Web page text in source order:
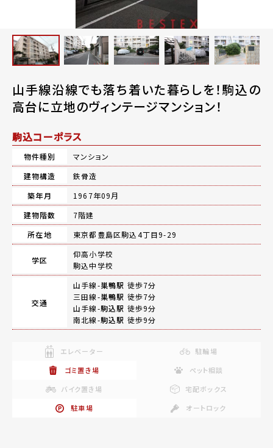
山手線沿線でも落ち着いた暮らしを！駒込の
高台に立地のヴィンテージマンション！
駒込コーポラス
物件種別
マンション
建物構造
鉄骨造
築年月
1967年09月
建物階数
7階建
所在地
東京都豊島区駒込4丁目9-29
学区
仰高小学校
駒込中学校
交通
山手線-巣鴨駅 徒歩7分
三田線-巣鴨駅 徒歩7分
山手線-駒込駅 徒歩9分
南北線-駒込駅 徒歩9分
エレベーター
駐輪場
ゴミ置き場
ペット相談
バイク置き場
宅配ボックス
駐車場
オートロック